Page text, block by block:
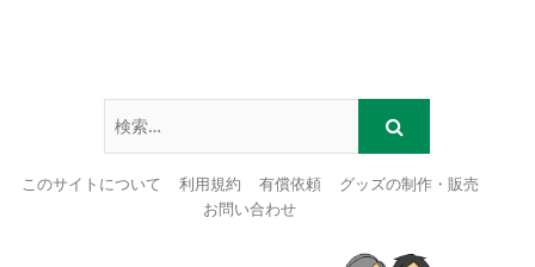
このサイトについて 利用規約 有償依頼
グッズの制作・販売
お問い合わせ